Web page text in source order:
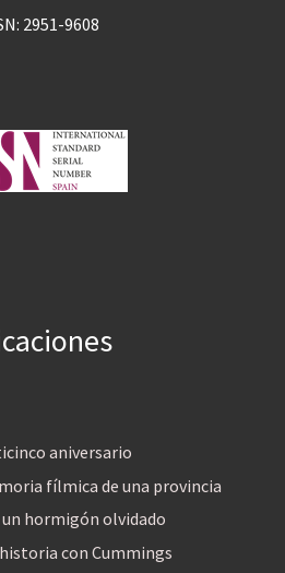
2951-9608
aniversario
fílmica de una provincia
hormigón olvidado
historia con Cummings